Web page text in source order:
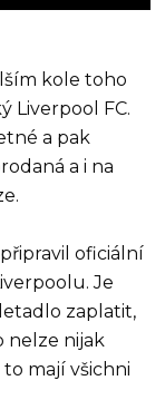
kole toho
Liverpool FC.
a pak
a i na
oficiální
Je
zaplatit,
nelze nijak
mají všichni